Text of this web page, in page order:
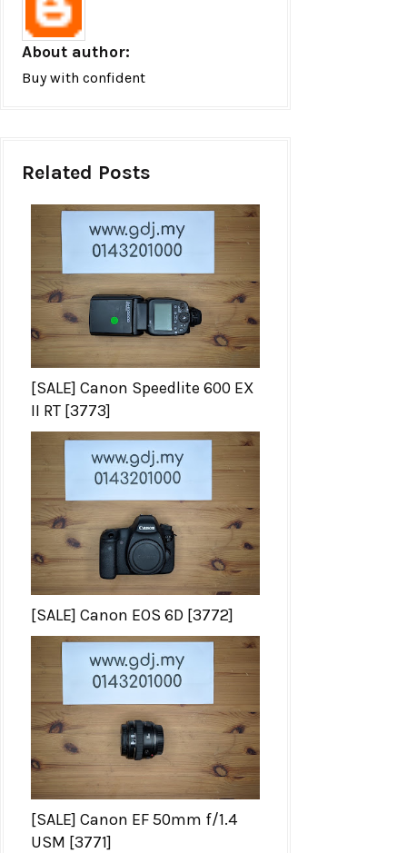
About author:
Buy with confident
Related Posts
[SALE] Canon Speedlite 600 EX
II RT [3773]
[SALE] Canon EOS 6D [3772]
[SALE] Canon EF 50mm f/1.4
USM [3771]